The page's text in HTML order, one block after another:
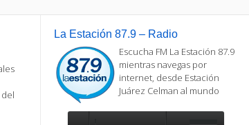
La Estación 87.9 – Radio
Escucha FM La Estación 87.9
mientras navegas por
internet, desde Estación
Juárez Celman al mundo